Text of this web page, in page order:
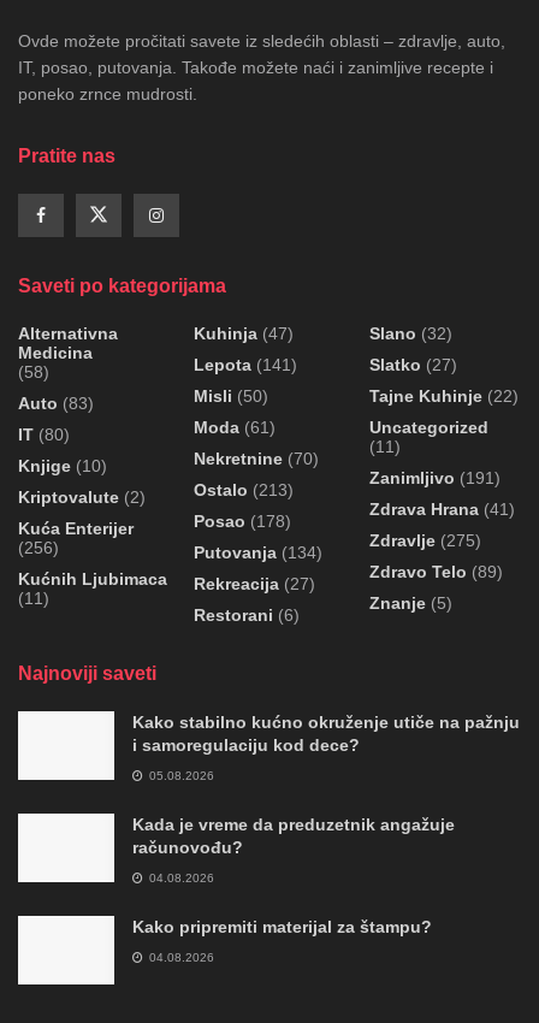
Ovde možete pročitati savete iz sledećih oblasti – zdravlje, auto,
IT, posao, putovanja. Takođe možete naći i zanimljive recepte i
poneko zrnce mudrosti.
Pratite nas
Saveti po kategorijama
Alternativna
Medicina
(58)
Auto (83)
IT (80)
Knjige (10)
Kriptovalute (2)
Kuća Enterijer
(256)
Kućnih Ljubimaca
(11)
Kuhinja (47)
Lepota (141)
Misli (50)
Moda (61)
Nekretnine (70)
Ostalo (213)
Posao (178)
Putovanja (134)
Rekreacija (27)
Restorani (6)
Slano (32)
Slatko (27)
Tajne Kuhinje (22)
Uncategorized
(11)
Zanimljivo (191)
Zdrava Hrana (41)
Zdravlje (275)
Zdravo Telo (89)
Znanje (5)
Najnoviji saveti
Kako stabilno kućno okruženje utiče na pažnju
i samoregulaciju kod dece?
05.08.2026
Kada je vreme da preduzetnik angažuje
računovođu?
04.08.2026
Kako pripremiti materijal za štampu?
04.08.2026